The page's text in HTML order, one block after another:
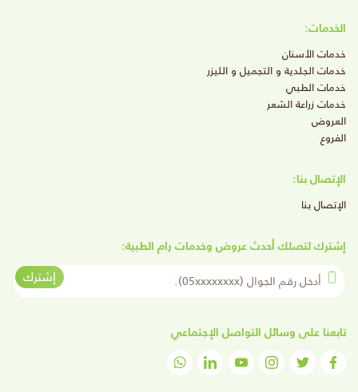
الخدمات:
خدمات الأسنان
خدمات الجلدية و التجميل و الليزر
خدمات الطبي
خدمات زراعة الشعر
العروض
الفروع
الإتصال بنا:
الإتصال بنا
إشترك لتصلك أحدث عروض وخدمات رام الطبية:
أدخل رقم الجوال
إشترك
تابعنا على وسائل التواصل الإجتماعي